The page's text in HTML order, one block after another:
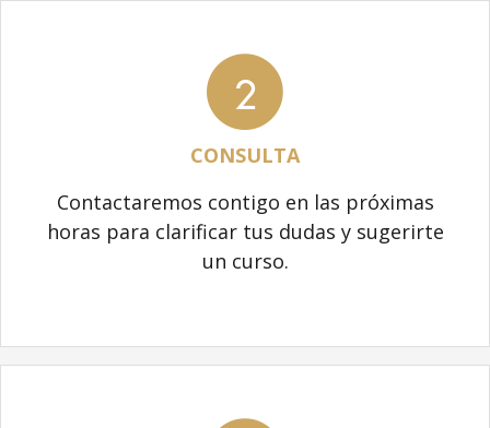
2
CONSULTA
Contactaremos contigo en las próximas
horas para clarificar tus dudas y sugerirte
un curso.